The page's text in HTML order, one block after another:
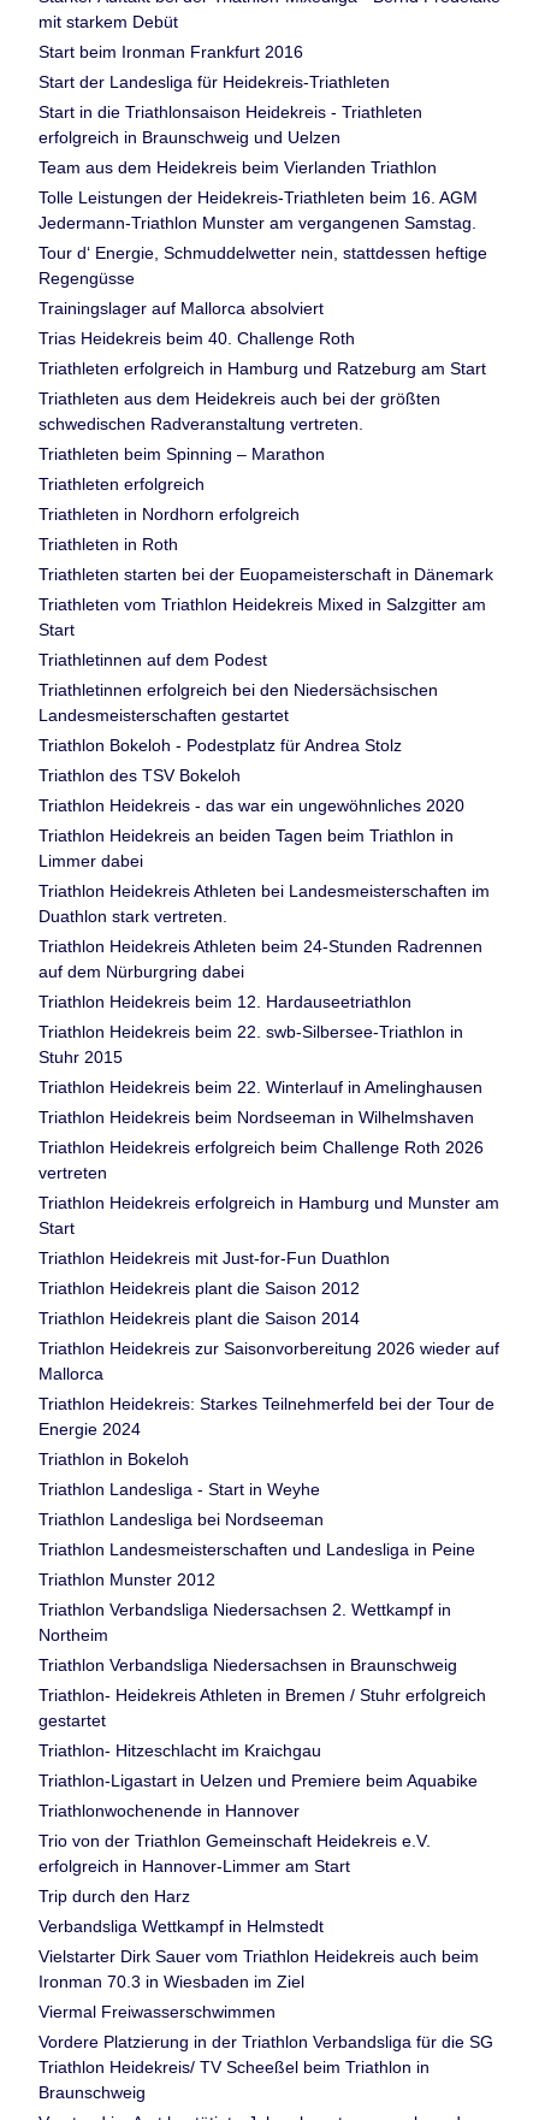
mit starkem Debüt
Start beim Ironman Frankfurt 2016
Start der Landesliga für Heidekreis-Triathleten
Start in die Triathlonsaison Heidekreis - Triathleten
erfolgreich in Braunschweig und Uelzen
Team aus dem Heidekreis beim Vierlanden Triathlon
Tolle Leistungen der Heidekreis-Triathleten beim 16. AGM
Jedermann-Triathlon Munster am vergangenen Samstag.
Tour d‘ Energie, Schmuddelwetter nein, stattdessen heftige
Regengüsse
Trainingslager auf Mallorca absolviert
Trias Heidekreis beim 40. Challenge Roth
Triathleten erfolgreich in Hamburg und Ratzeburg am Start
Triathleten aus dem Heidekreis auch bei der größten
schwedischen Radveranstaltung vertreten.
Triathleten beim Spinning – Marathon
Triathleten erfolgreich
Triathleten in Nordhorn erfolgreich
Triathleten in Roth
Triathleten starten bei der Euopameisterschaft in Dänemark
Triathleten vom Triathlon Heidekreis Mixed in Salzgitter am
Start
Triathletinnen auf dem Podest
Triathletinnen erfolgreich bei den Niedersächsischen
Landesmeisterschaften gestartet
Triathlon Bokeloh - Podestplatz für Andrea Stolz
Triathlon des TSV Bokeloh
Triathlon Heidekreis - das war ein ungewöhnliches 2020
Triathlon Heidekreis an beiden Tagen beim Triathlon in
Limmer dabei
Triathlon Heidekreis Athleten bei Landesmeisterschaften im
Duathlon stark vertreten.
Triathlon Heidekreis Athleten beim 24-Stunden Radrennen
auf dem Nürburgring dabei
Triathlon Heidekreis beim 12. Hardauseetriathlon
Triathlon Heidekreis beim 22. swb-Silbersee-Triathlon in
Stuhr 2015
Triathlon Heidekreis beim 22. Winterlauf in Amelinghausen
Triathlon Heidekreis beim Nordseeman in Wilhelmshaven
Triathlon Heidekreis erfolgreich beim Challenge Roth 2026
vertreten
Triathlon Heidekreis erfolgreich in Hamburg und Munster am
Start
Triathlon Heidekreis mit Just-for-Fun Duathlon
Triathlon Heidekreis plant die Saison 2012
Triathlon Heidekreis plant die Saison 2014
Triathlon Heidekreis zur Saisonvorbereitung 2026 wieder auf
Mallorca
Triathlon Heidekreis: Starkes Teilnehmerfeld bei der Tour de
Energie 2024
Triathlon in Bokeloh
Triathlon Landesliga - Start in Weyhe
Triathlon Landesliga bei Nordseeman
Triathlon Landesmeisterschaften und Landesliga in Peine
Triathlon Munster 2012
Triathlon Verbandsliga Niedersachsen 2. Wettkampf in
Northeim
Triathlon Verbandsliga Niedersachsen in Braunschweig
Triathlon- Heidekreis Athleten in Bremen / Stuhr erfolgreich
gestartet
Triathlon- Hitzeschlacht im Kraichgau
Triathlon-Ligastart in Uelzen und Premiere beim Aquabike
Triathlonwochenende in Hannover
Trio von der Triathlon Gemeinschaft Heidekreis e.V.
erfolgreich in Hannover-Limmer am Start
Trip durch den Harz
Verbandsliga Wettkampf in Helmstedt
Vielstarter Dirk Sauer vom Triathlon Heidekreis auch beim
Ironman 70.3 in Wiesbaden im Ziel
Viermal Freiwasserschwimmen
Vordere Platzierung in der Triathlon Verbandsliga für die SG
Triathlon Heidekreis/ TV Scheeßel beim Triathlon in
Braunschweig